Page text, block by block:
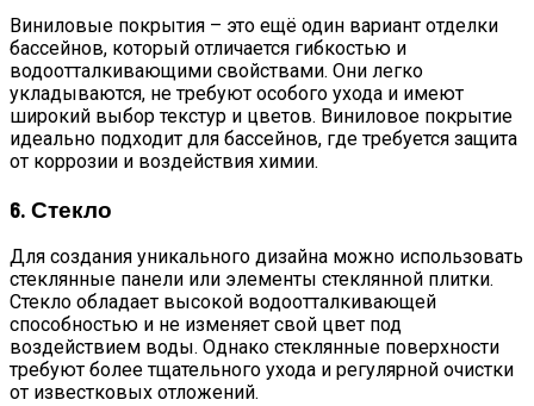
Виниловые покрытия – это ещё один вариант отделки
бассейнов, который отличается гибкостью и
водоотталкивающими свойствами. Они легко
укладываются, не требуют особого ухода и имеют
широкий выбор текстур и цветов. Виниловое покрытие
идеально подходит для бассейнов, где требуется защита
от коррозии и воздействия химии.
6. Стекло
Для создания уникального дизайна можно использовать
стеклянные панели или элементы стеклянной плитки.
Стекло обладает высокой водоотталкивающей
способностью и не изменяет свой цвет под
воздействием воды. Однако стеклянные поверхности
требуют более тщательного ухода и регулярной очистки
от известковых отложений.